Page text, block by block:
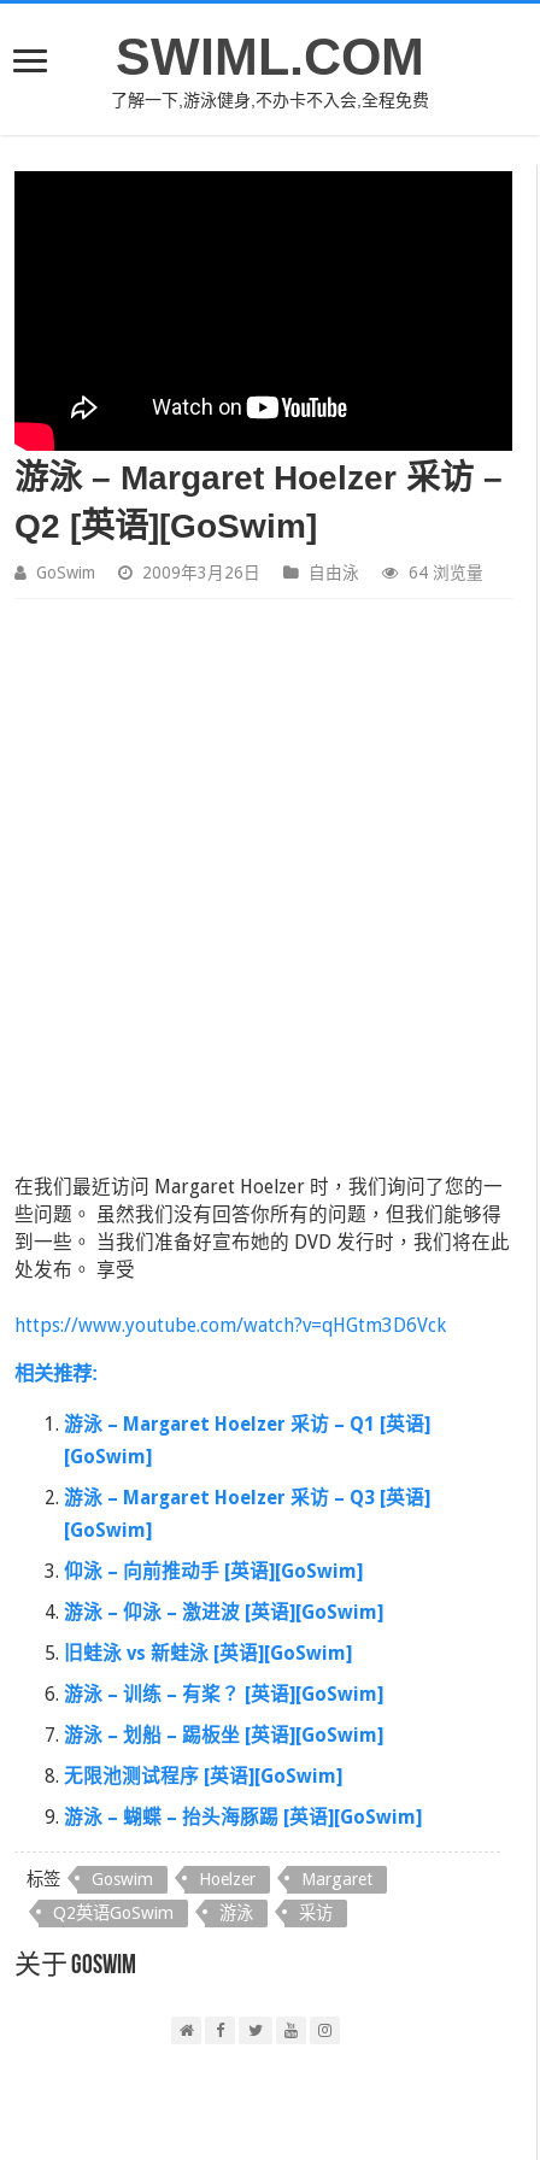
SWIML.COM
了解一下,游泳健身,不办卡不入会,全程免费
游泳 – Margaret Hoelzer 采访 –
Q2 [英语][GoSwim]
GoSwim 2009年3月26日 自由泳 64 浏览量
在我们最近访问 Margaret Hoelzer 时，我们询问了您的一
些问题。 虽然我们没有回答你所有的问题，但我们能够得
到一些。 当我们准备好宣布她的 DVD 发行时，我们将在此
处发布。 享受
https://www.youtube.com/watch?v=qHGtm3D6Vck
相关推荐:
游泳 – Margaret Hoelzer 采访 – Q1 [英语]
[GoSwim]
游泳 – Margaret Hoelzer 采访 – Q3 [英语]
[GoSwim]
仰泳 – 向前推动手 [英语][GoSwim]
游泳 – 仰泳 – 激进波 [英语][GoSwim]
旧蛙泳 vs 新蛙泳 [英语][GoSwim]
游泳 – 训练 – 有桨？ [英语][GoSwim]
游泳 – 划船 – 踢板坐 [英语][GoSwim]
无限池测试程序 [英语][GoSwim]
游泳 – 蝴蝶 – 抬头海豚踢 [英语][GoSwim]
标签 Goswim Hoelzer
Margaret
Q2英语GoSwim
游泳 采访
关于 GoSwim